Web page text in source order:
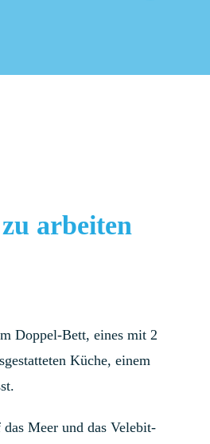
arbeiten
Doppel-Bett, eines mit 2
Küche, einem
Meer und das Velebit-